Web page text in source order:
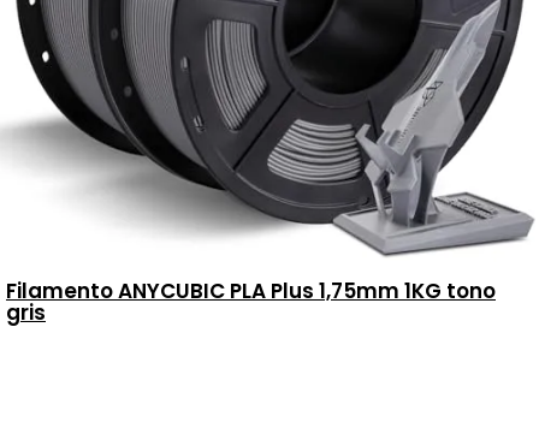
Filamento ANYCUBIC PLA Plus 1,75mm 1KG tono
gris